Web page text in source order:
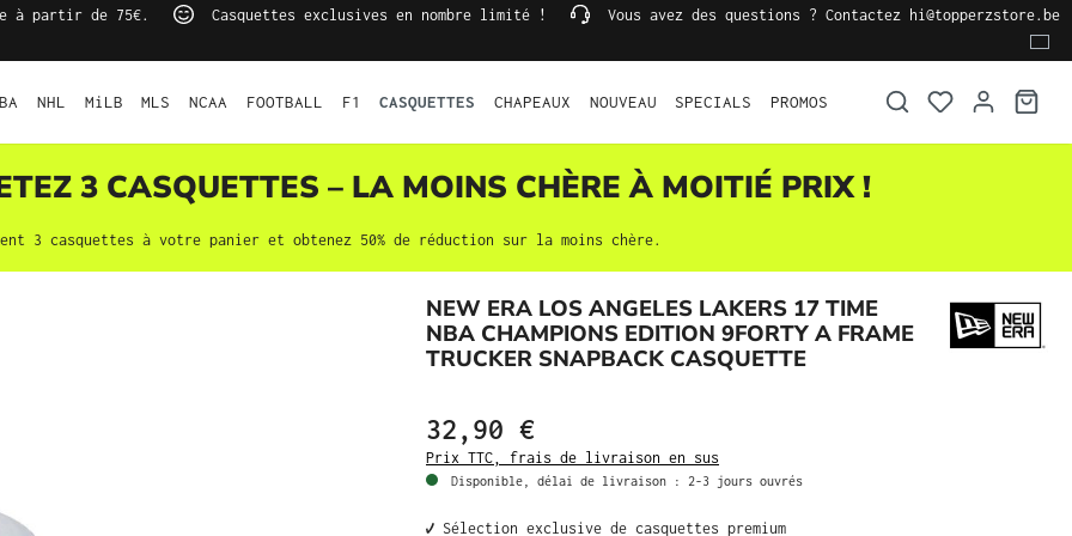
à partir de 75€. Casquettes exclusives en nombre limité ! Vous avez des questions ? Contactez hi@topperzstore.be
NHL MiLB MLS NCAA FOOTBALL F1 CASQUETTES CHAPEAUX NOUVEAU SPECIALS PROMOS
3 CASQUETTES – LA MOINS CHÈRE À MOITIÉ PRIX !
3 casquettes à votre panier et obtenez 50% de réduction sur la moins chère.
NEW ERA LOS ANGELES LAKERS 17 TIME
NBA CHAMPIONS EDITION 9FORTY A FRAME
TRUCKER SNAPBACK CASQUETTE
32,90 €
Prix TTC, frais de livraison en sus
Disponible, délai de livraison : 2-3 jours ouvrés
✔️ Sélection exclusive de casquettes premium